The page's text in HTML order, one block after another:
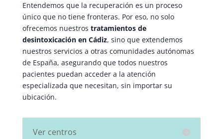
Entendemos que la recuperación es un proceso
único que no tiene fronteras. Por eso, no solo
ofrecemos nuestros tratamientos de
desintoxicación en Cádiz, sino que extendemos
nuestros servicios a otras comunidades autónomas
de España, asegurando que todos nuestros
pacientes puedan acceder a la atención
especializada que necesitan, sin importar su
ubicación.
Ver centros